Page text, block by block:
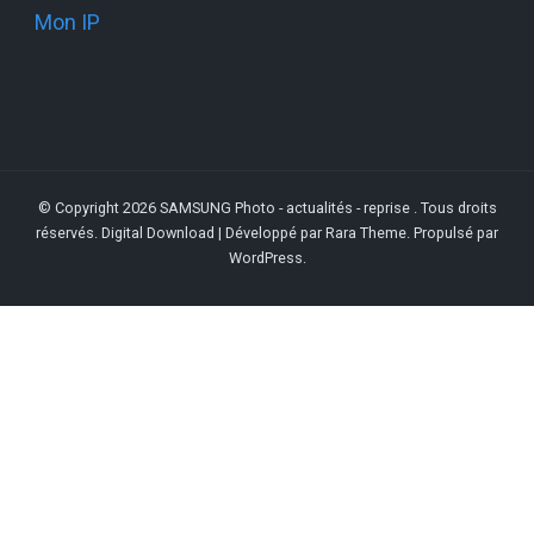
Mon IP
© Copyright 2026 SAMSUNG Photo - actualités - reprise . Tous droits
réservés. Digital Download | Développé par Rara Theme. Propulsé par
WordPress.